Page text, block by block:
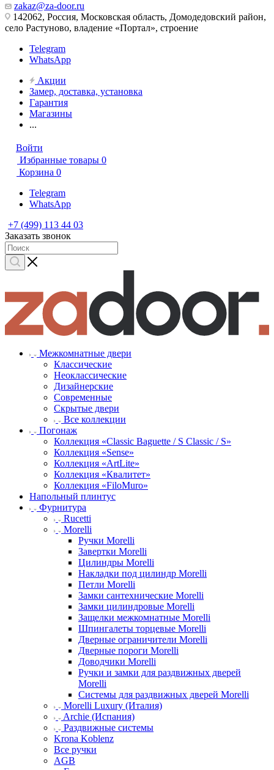
zakaz@za-door.ru
142062, Россия, Московская область, Домодедовский район,
село Растуново, владение «Портал», строение
Telegram
WhatsApp
Акции
Замер, доставка, установка
Гарантия
Магазины
...
Войти
Избранные товары 0
Корзина 0
Telegram
WhatsApp
+7 (499) 113 44 03
Заказать звонок
Межкомнатные двери
Классические
Неоклассические
Дизайнерские
Современные
Скрытые двери
Все коллекции
Погонаж
Коллекция «Classic Baguette / S Classic / S»
Коллекция «Sense»
Коллекция «ArtLite»
Коллекция «Квалитет»
Коллекция «FiloMuro»
Напольный плинтус
Фурнитура
Rucetti
Morelli
Ручки Morelli
Завертки Morelli
Цилиндры Morelli
Накладки под цилиндр Morelli
Петли Morelli
Замки сантехнические Morelli
Замки цилиндровые Morelli
Защелки межкомнатные Morelli
Шпингалеты торцевые Morelli
Дверные ограничители Morelli
Дверные пороги Morelli
Доводчики Morelli
Ручки и замки для раздвижных дверей
Morelli
Системы для раздвижных дверей Morelli
Morelli Luxury (Италия)
Archie (Испания)
Раздвижные системы
Krona Koblenz
Все ручки
AGB